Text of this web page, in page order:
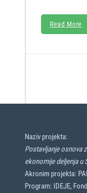
Read More
Naziv projekta:
Postavljanje osnova
ekonomije deljenja u
Akronim projekta:
Program: IDEJE,